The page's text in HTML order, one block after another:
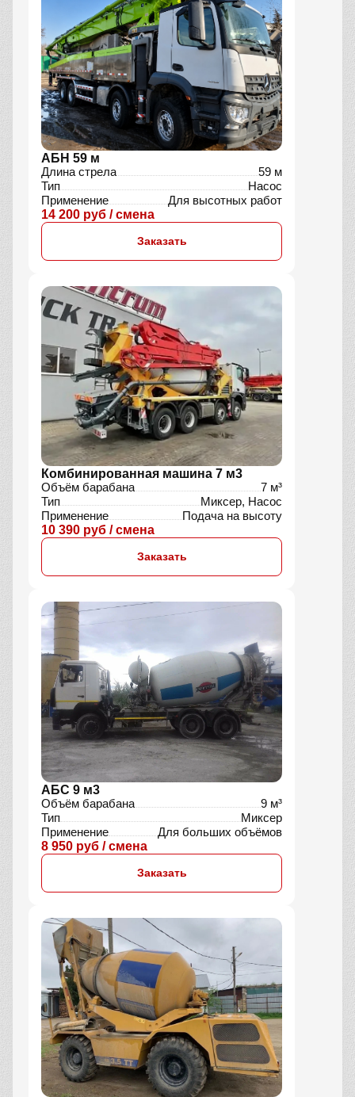
АБН 59 м
Длина стрела
59 м
Тип
Насос
Применение
Для высотных работ
14 200 руб / смена
Заказать
Комбинированная машина 7 м3
Объём барабана
7 м³
Тип
Миксер, Насос
Применение
Подача на высоту
10 390 руб / смена
Заказать
АБС 9 м3
Объём барабана
9 м³
Тип
Миксер
Применение
Для больших объёмов
8 950 руб / смена
Заказать